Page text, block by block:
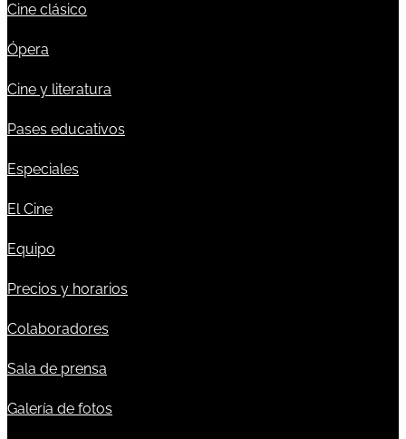
Cine clásico
Ópera
Cine y literatura
Pases educativos
Especiales
El Cine
Equipo
Precios y horarios
Colaboradores
Sala de prensa
Galería de fotos